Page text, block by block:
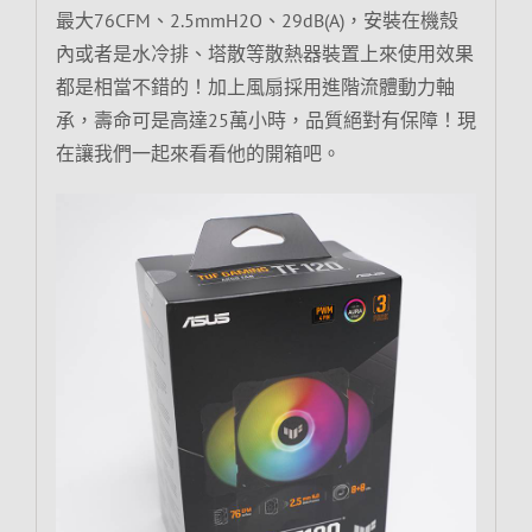
最大76CFM、2.5mmH2O、29dB(A)，安裝在機殼
內或者是水冷排、塔散等散熱器裝置上來使用效果
都是相當不錯的！加上風扇採用進階流體動力軸
承，壽命可是高達25萬小時，品質絕對有保障！現
在讓我們一起來看看他的開箱吧。